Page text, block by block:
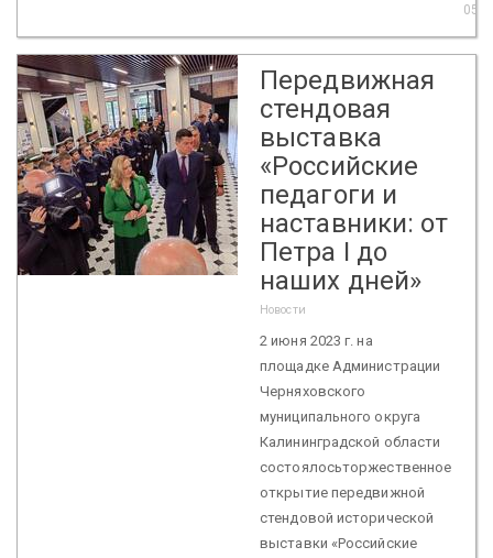
05
Передвижная
стендовая
выставка
«Российские
педагоги и
наставники: от
Петра I до
наших дней»
Новости
2 июня 2023 г. на
площадке Администрации
Черняховского
муниципального округа
Калининградской области
состоялосьторжественное
открытие передвижной
стендовой исторической
выставки «Российские